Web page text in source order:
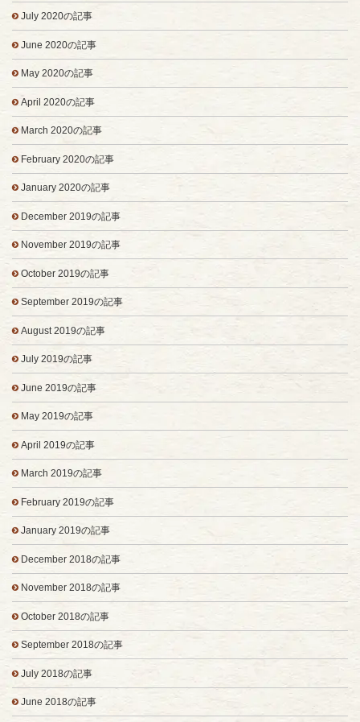
July 2020の記事
June 2020の記事
May 2020の記事
April 2020の記事
March 2020の記事
February 2020の記事
January 2020の記事
December 2019の記事
November 2019の記事
October 2019の記事
September 2019の記事
August 2019の記事
July 2019の記事
June 2019の記事
May 2019の記事
April 2019の記事
March 2019の記事
February 2019の記事
January 2019の記事
December 2018の記事
November 2018の記事
October 2018の記事
September 2018の記事
July 2018の記事
June 2018の記事